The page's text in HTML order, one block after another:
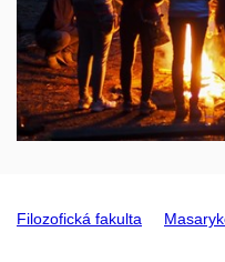
Filozofická fakulta